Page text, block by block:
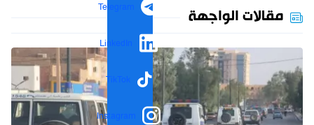
Telegram
LinkedIn
TikTok
Instagram
مقالات الواجهة